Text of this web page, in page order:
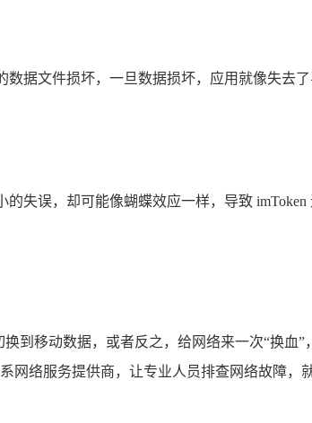
据文件损坏，一旦数据损坏，应用就像失去
失误，却可能像蝴蝶效应一样，导致 imToken
到移动数据，或者反之，给网络来一次“换血
络服务提供商，让专业人员排查网络故障，